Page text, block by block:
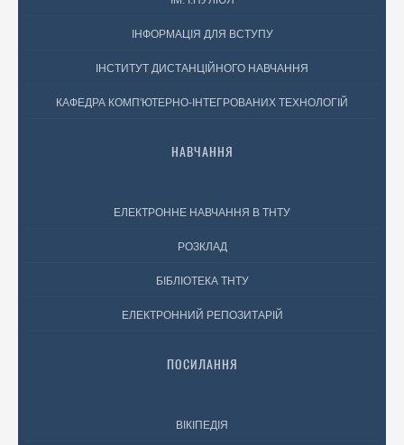
ІНФОРМАЦІЯ ДЛЯ ВСТУПУ
ІНСТИТУТ ДИСТАНЦІЙНОГО НАВЧАННЯ
КАФЕДРА КОМП'ЮТЕРНО-ІНТЕГРОВАНИХ ТЕХНОЛОГІЙ
НАВЧАННЯ
ЕЛЕКТРОННЕ НАВЧАННЯ В ТНТУ
РОЗКЛАД
БІБЛІОТЕКА ТНТУ
ЕЛЕКТРОННИЙ РЕПОЗИТАРІЙ
ПОСИЛАННЯ
ВІКІПЕДІЯ